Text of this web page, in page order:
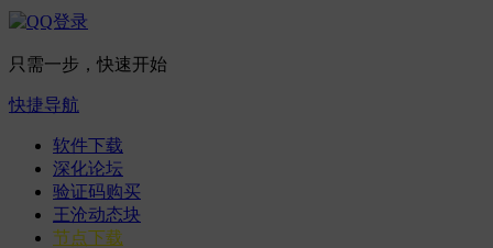
只需一步，快速开始
快捷导航
软件下载
深化论坛
验证码购买
王沧动态块
节点下载